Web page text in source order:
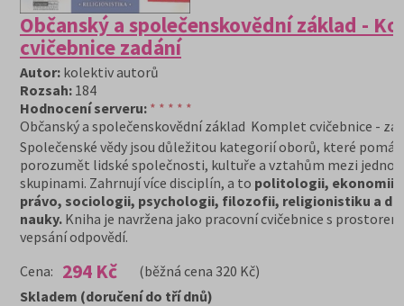
Občanský a společenskovědní základ -
cvičebnice zadání
Autor: kolektiv autorů
Rozsah: 184
Hodnocení serveru: * * * * *
Občanský a společenskovědní základ Komplet cvičebnice -
Společenské vědy jsou důležitou kategorií oborů, které
porozumět lidské společnosti, kultuře a vztahům mezi
skupinami. Zahrnují více disciplín, a to politologii, ekonomii,
právo, sociologii, psychologii, filozofii, religionistiku a
nauky. Kniha je navržena jako pracovní cvičebnice s
vepsání odpovědí.
Cena: 294 Kč (běžná cena 320 Kč)
Skladem (doručení do tří dnů)